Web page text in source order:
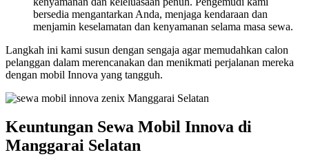
bersedia mengantarkan Anda, menjaga kendaraan dan
menjamin keselamatan dan kenyamanan selama masa sewa.
Langkah ini kami susun dengan sengaja agar memudahkan calon
pelanggan dalam merencanakan dan menikmati perjalanan mereka
dengan mobil Innova yang tangguh.
Keuntungan Sewa Mobil Innova di
Manggarai Selatan